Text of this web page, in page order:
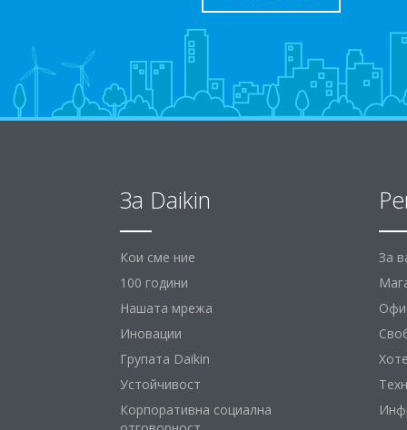
За Daikin
Кои сме ние
100 години
Нашата мрежа
Иновации
Групата Daikin
Устойчивост
Корпоративна социална
За